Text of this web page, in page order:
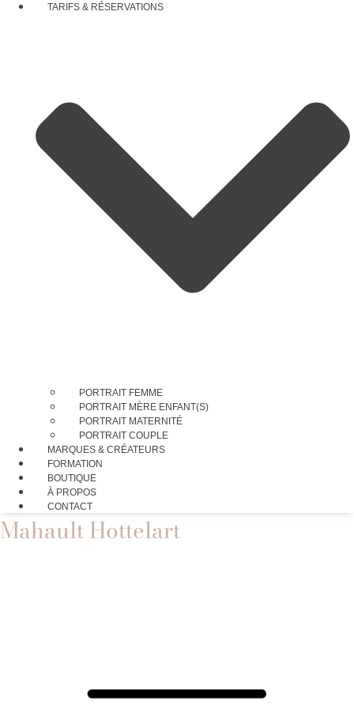
TARIFS & RÉSERVATIONS
PORTRAIT FEMME
PORTRAIT MÈRE ENFANT(S)
PORTRAIT MATERNITÉ
PORTRAIT COUPLE
MARQUES & CRÉATEURS
FORMATION
BOUTIQUE
À PROPOS
CONTACT
Mahault Hottelart